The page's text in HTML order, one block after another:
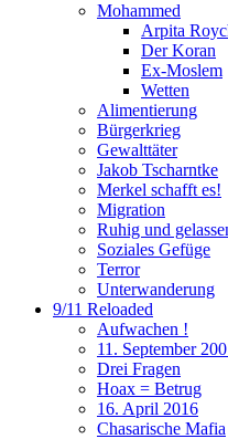
Mohammed
Arpita
Der Koran
Ex-Moslem
Wetten
Alimentierung
Bürgerkrieg
Gewalttäter
Jakob Tscharntke
Merkel schafft es!
Migration
Ruhig und
Soziales Gefüge
Terror
Unterwanderung
9/11 Reloaded
Aufwachen !
11. September
Drei Fragen
Hoax = Betrug
16. April 2016
Chasarische Mafia